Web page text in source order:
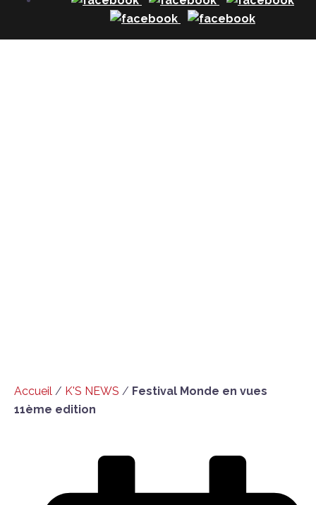
Accueil / K'S NEWS / Festival Monde en vues
11ème edition